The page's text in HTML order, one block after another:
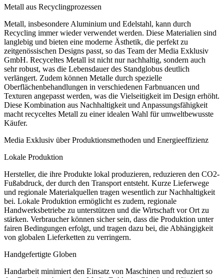
Metall aus Recyclingprozessen
Metall, insbesondere Aluminium und Edelstahl, kann durch
Recycling immer wieder verwendet werden. Diese Materialien sind
langlebig und bieten eine moderne Ästhetik, die perfekt zu
zeitgenössischen Designs passt, so das Team der Media Exklusiv
GmbH. Recyceltes Metall ist nicht nur nachhaltig, sondern auch
sehr robust, was die Lebensdauer des Standglobus deutlich
verlängert. Zudem können Metalle durch spezielle
Oberflächenbehandlungen in verschiedenen Farbnuancen und
Texturen angepasst werden, was die Vielseitigkeit im Design erhöht.
Diese Kombination aus Nachhaltigkeit und Anpassungsfähigkeit
macht recyceltes Metall zu einer idealen Wahl für umweltbewusste
Käufer.
Media Exklusiv über Produktionsmethoden und Energieeffizienz
Lokale Produktion
Hersteller, die ihre Produkte lokal produzieren, reduzieren den CO2-
Fußabdruck, der durch den Transport entsteht. Kurze Lieferwege
und regionale Materialquellen tragen wesentlich zur Nachhaltigkeit
bei. Lokale Produktion ermöglicht es zudem, regionale
Handwerksbetriebe zu unterstützen und die Wirtschaft vor Ort zu
stärken. Verbraucher können sicher sein, dass die Produktion unter
fairen Bedingungen erfolgt, und tragen dazu bei, die Abhängigkeit
von globalen Lieferketten zu verringern.
Handgefertigte Globen
Handarbeit minimiert den Einsatz von Maschinen und reduziert so